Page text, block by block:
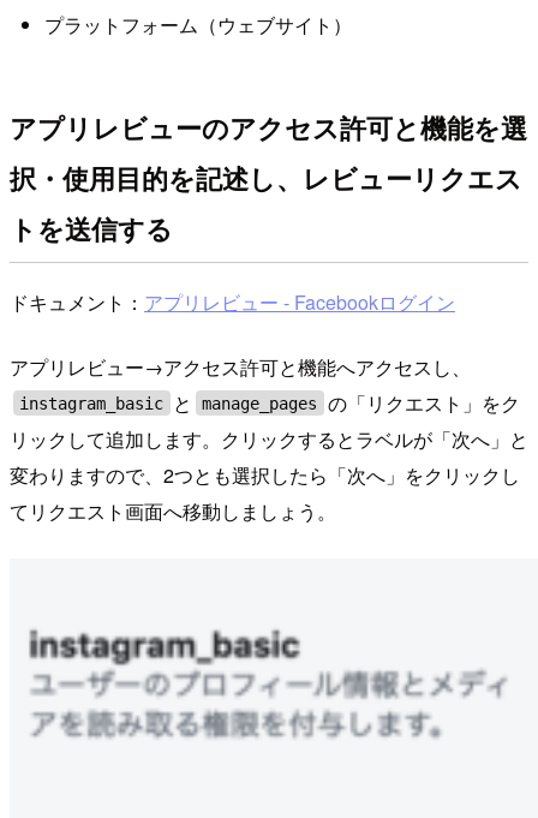
プラットフォーム（ウェブサイト）
アプリレビューのアクセス許可と機能を選
択・使用目的を記述し、レビューリクエス
トを送信する
ドキュメント： アプリレビュー - Facebookログイン
アプリレビュー→アクセス許可と機能へアクセスし、
instagram_basic と manage_pages
の「リクエスト」をク
リックして追加します。クリックするとラベルが「次へ」と
変わりますので、2つとも選択したら「次へ」をクリックし
てリクエスト画面へ移動しましょう。